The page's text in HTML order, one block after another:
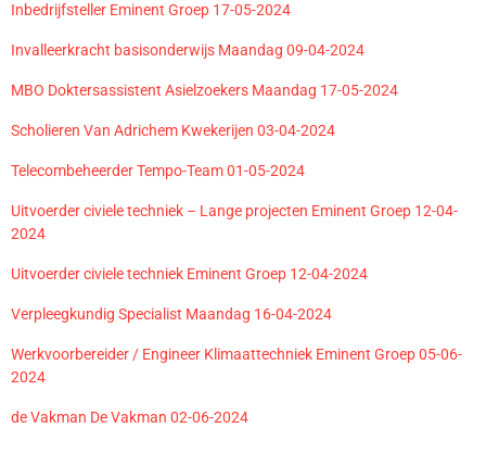
Inbedrijfsteller Eminent Groep 17-05-2024
Invalleerkracht basisonderwijs Maandag 09-04-2024
MBO Doktersassistent Asielzoekers Maandag 17-05-2024
Scholieren Van Adrichem Kwekerijen 03-04-2024
Telecombeheerder Tempo-Team 01-05-2024
Uitvoerder civiele techniek – Lange projecten Eminent Groep 12-04-
2024
Uitvoerder civiele techniek Eminent Groep 12-04-2024
Verpleegkundig Specialist Maandag 16-04-2024
Werkvoorbereider / Engineer Klimaattechniek Eminent Groep 05-06-
2024
de Vakman De Vakman 02-06-2024